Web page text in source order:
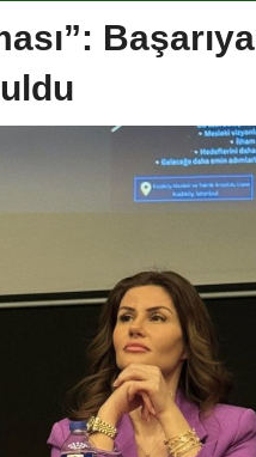
Başarıya
”Hayır” diyen Mertens,